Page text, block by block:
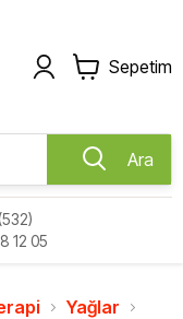
Sepetim
Ara
12 05
Yağlar